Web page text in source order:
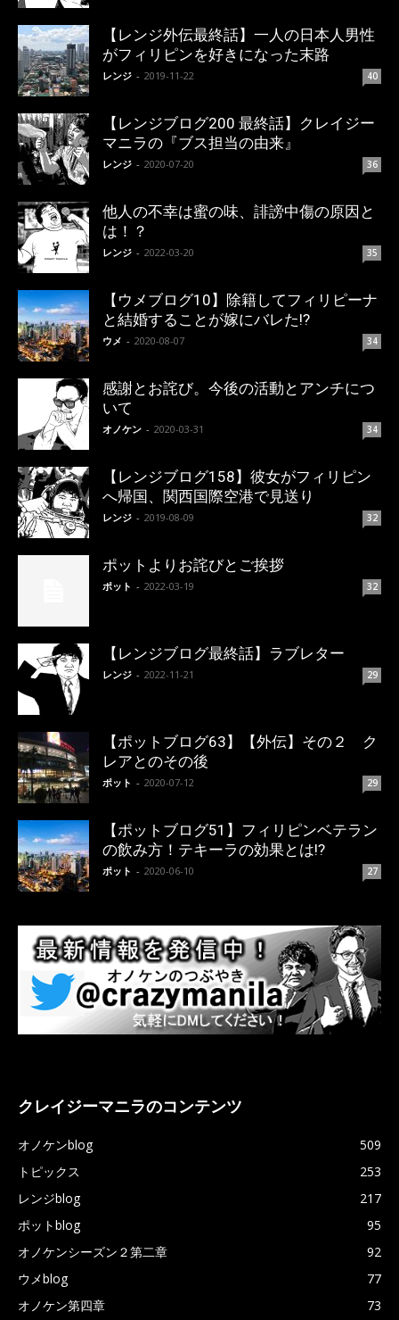
【レンジ外伝最終話】一人の日本人男性
がフィリピンを好きになった末路
レンジ - 2019-11-22 40
【レンジブログ200 最終話】クレイジー
マニラの『ブス担当の由来』
レンジ - 2020-07-20 36
他人の不幸は蜜の味、誹謗中傷の原因と
は！？
レンジ - 2022-03-20 35
【ウメブログ10】除籍してフィリピーナ
と結婚することが嫁にバレた!?
ウメ - 2020-08-07 34
感謝とお詫び。今後の活動とアンチにつ
いて
オノケン - 2020-03-31 34
【レンジブログ158】彼女がフィリピン
へ帰国、関西国際空港で見送り
レンジ - 2019-08-09 32
ポットよりお詫びとご挨拶
ポット - 2022-03-19 32
【レンジブログ最終話】ラブレター
レンジ - 2022-11-21 29
【ポットブログ63】【外伝】その２ ク
レアとのその後
ポット - 2020-07-12 29
【ポットブログ51】フィリピンベテラン
の飲み方！テキーラの効果とは!?
ポット - 2020-06-10 27
クレイジーマニラのコンテンツ
オノケンblog
509
トピックス
253
レンジblog
217
ポットblog
95
オノケンシーズン２第二章
92
ウメblog
77
オノケン第四章
73